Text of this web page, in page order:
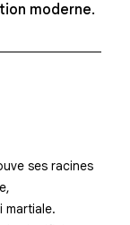
moderne.
ses racines
martiale.